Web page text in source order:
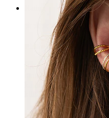
Pidän siitä
Juuri mitä olen etsinyt,
rannalla. Ystäväni on
kauniisti kahden ketjun
kiiltää kauniisti. Jos vesi
Lilla Vahvistettu ostos